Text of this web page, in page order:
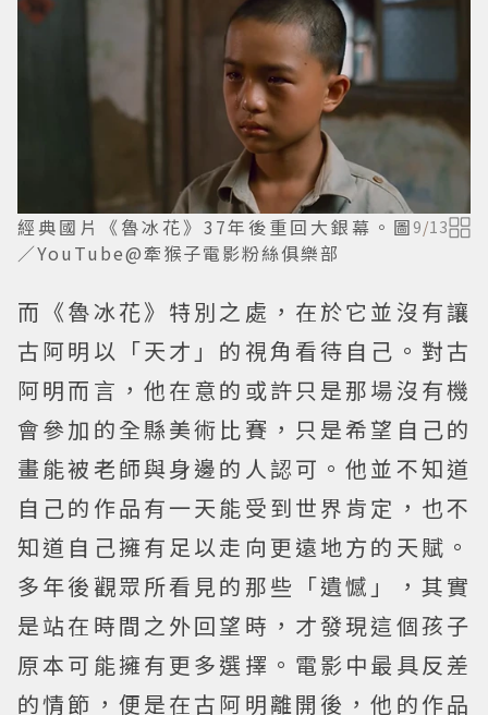
經典國片《魯冰花》37年後重回大銀幕。圖
／YouTube@牽猴子電影粉絲俱樂部
9/13
而《魯冰花》特別之處，在於它並沒有讓
古阿明以「天才」的視角看待自己。對古
阿明而言，他在意的或許只是那場沒有機
會參加的全縣美術比賽，只是希望自己的
畫能被老師與身邊的人認可。他並不知道
自己的作品有一天能受到世界肯定，也不
知道自己擁有足以走向更遠地方的天賦。
多年後觀眾所看見的那些「遺憾」，其實
是站在時間之外回望時，才發現這個孩子
原本可能擁有更多選擇。電影中最具反差
的情節，便是在古阿明離開後，他的作品